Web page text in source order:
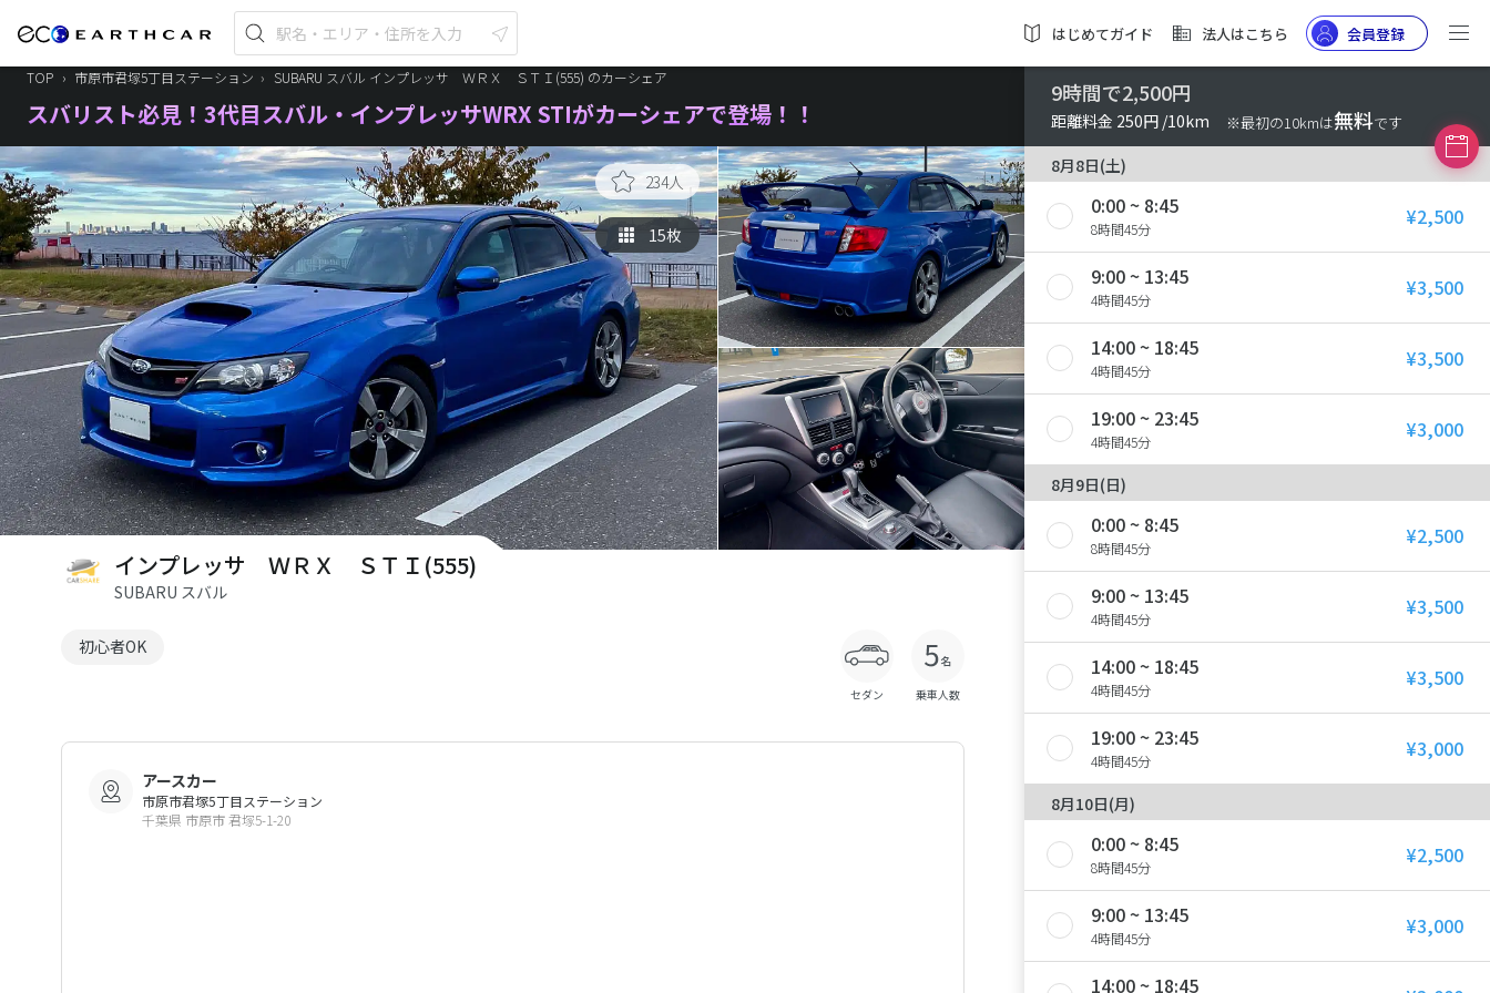
はじめてガイド 法人はこちら 会員登録
TOP › 市原市君塚5丁目ステーション › SUBARU スバル インプレッサ ＷＲＸ ＳＴＩ(555) のカーシェア
スバリスト必見！3代目スバル・インプレッサWRX STIがカーシェアで登場！！
234人
15枚
インプレッサ ＷＲＸ ＳＴＩ(555)
SUBARU スバル
初心者OK
セダン 乗車人数
アースカー
市原市君塚5丁目ステーション
千葉県 市原市 君塚5-1-20
9時間で2,500円
距離料金 250円 /10km ※最初の10kmは無料です
8月8日(土)
0:00 ~ 8:45
8時間45分 ¥2,500
9:00 ~ 13:45
4時間45分 ¥3,500
14:00 ~ 18:45
4時間45分 ¥3,500
19:00 ~ 23:45
4時間45分 ¥3,000
8月9日(日)
0:00 ~ 8:45
8時間45分 ¥2,500
9:00 ~ 13:45
4時間45分 ¥3,500
14:00 ~ 18:45
4時間45分 ¥3,500
19:00 ~ 23:45
4時間45分 ¥3,000
8月10日(月)
0:00 ~ 8:45
8時間45分 ¥2,500
9:00 ~ 13:45
4時間45分 ¥3,000
14:00 ~ 18:45